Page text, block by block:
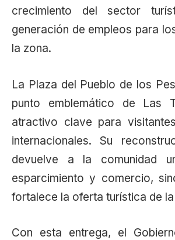
crecimiento del sector
generación de empleos para
la zona.
La Plaza del Pueblo de los
punto emblemático de Las
atractivo clave para
internacionales. Su
devuelve a la comunidad
esparcimiento y comercio,
fortalece la oferta turística de
Con esta entrega, el